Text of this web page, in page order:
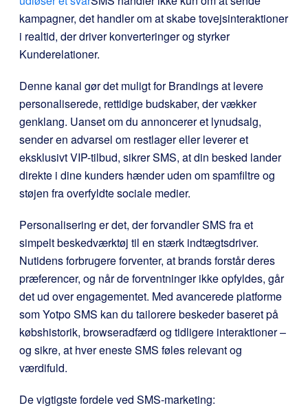
kampagner, det handler om at skabe tovejsinteraktioner
i realtid, der driver konverteringer og styrker
Kunderelationer.
Denne kanal gør det muligt for Brandings at levere
personaliserede, rettidige budskaber, der vækker
genklang. Uanset om du annoncerer et lynudsalg,
sender en advarsel om restlager eller leverer et
eksklusivt VIP-tilbud, sikrer SMS, at din besked lander
direkte i dine kunders hænder uden om spamfiltre og
støjen fra overfyldte sociale medier.
Personalisering er det, der forvandler SMS fra et
simpelt beskedværktøj til en stærk indtægtsdriver.
Nutidens forbrugere forventer, at brands forstår deres
præferencer, og når de forventninger ikke opfyldes, går
det ud over engagementet. Med avancerede platforme
som Yotpo SMS kan du tailorere beskeder baseret på
købshistorik, browseradfærd og tidligere interaktioner –
og sikre, at hver eneste SMS føles relevant og
værdifuld.
De vigtigste fordele ved SMS-marketing: